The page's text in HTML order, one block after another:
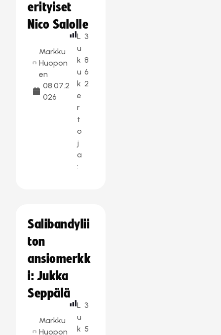
erityiset
Nico Salolle
Markku
Huopon
en
08.07.2
026
L
u
k
u
k
e
r
t
o
j
a
:
3
8
6
2
Salibandylii
ton
ansiomerkk
i: Jukka
Seppälä
Markku
Huopon
L
u
k
3
5